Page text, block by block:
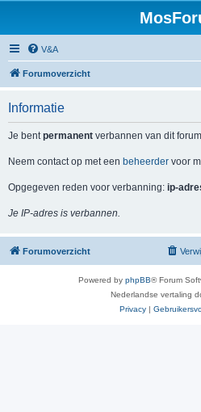
V&A
Forumoverzicht
Informatie
Je bentpermanent verbannen van dit
Neem contact op met een beheerder voor
Opgegeven reden voor verbanning: ip-
Je IP-adres is verbannen.
Forumoverzicht
Powered by phpBB® Forum
Nederlandse vertaling
Privacy |